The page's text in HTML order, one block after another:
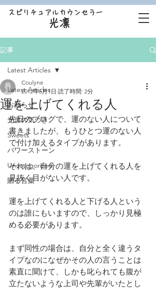
スピリチュアルカウンセラー
光凛
記事
Latest Articles
お知らせ
光凛の気づき
Sweets
パワーストーン
Uncategorized
贈る言葉
Latest Articles
運を上げてくれる人
Coulyne
2012年6月1日 読了時間: 2分
先日のブログで、運のない人について
書きましたが、もうひとつ運のない人
で付け加えるタイプがあります。
それは、自分の運を上げてくれる人を
見抜く目がない人です。
運を上げてくれる人と下げる人という
のは誰にもいますので、しっかり見極
める必要があります。
まず同性の場合は、自分と全く違うタ
イプなのになぜかその人の言うことは
素直に聞けて、しかも叱られても腹が
立たないような上司や先輩がいたとし